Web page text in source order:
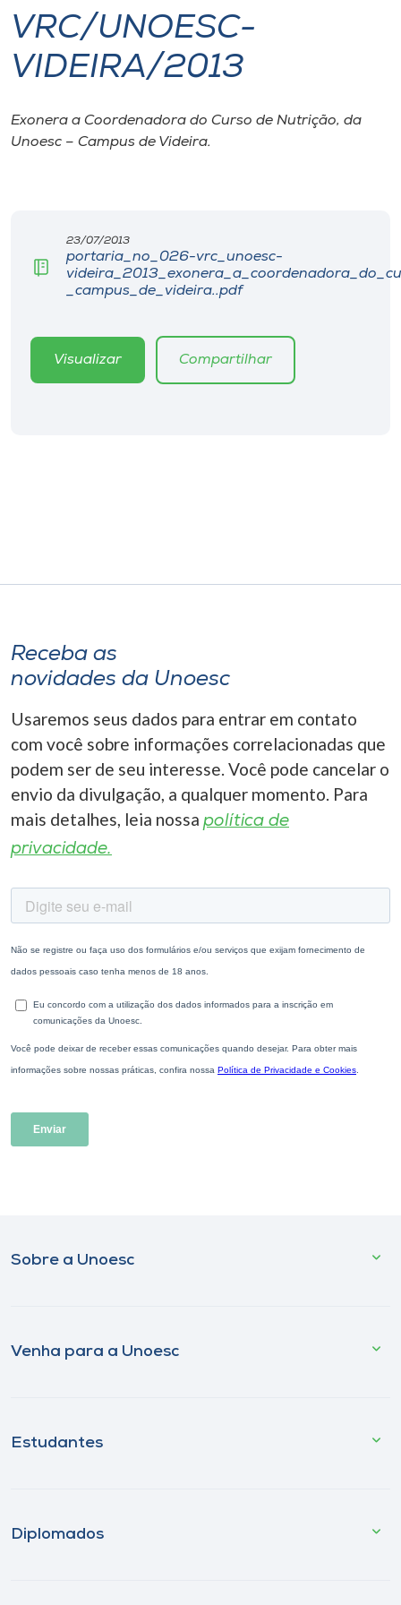
I.nova
Cultura
Biblioteca
Rádio
o idioma
A+
A-
VRC/UNOESC-
VIDEIRA/2013
Exonera a Coordenadora do Curso de Nutrição, da
Unoesc – Campus de Videira.
23/07/2013
portaria_no_026-vrc_unoesc-
_campus_de_videira..pdf
Visualizar Compartilhar
Receba as
novidades da Unoesc
Usaremos seus dados para entrar em contato
com você sobre informações correlacionadas que
podem ser de seu interesse. Você pode cancelar o
envio da divulgação, a qualquer momento. Para
mais detalhes, leia nossa política de
privacidade.
Sobre a Unoesc
Venha para a Unoesc
Estudantes
Diplomados